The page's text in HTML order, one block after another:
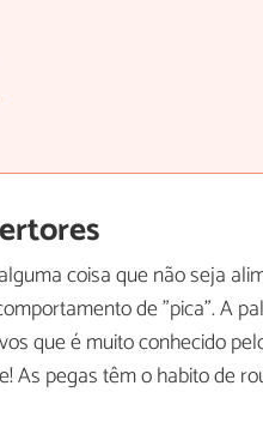
coisa que não seja
de "pica". A
que é muito conhecido
As pegas têm o habito de